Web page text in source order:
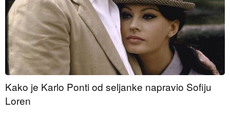
Kako je Karlo Ponti od seljanke napravio Sofiju
Loren